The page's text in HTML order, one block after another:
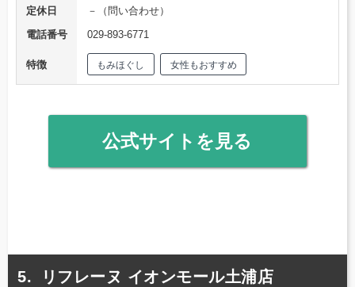
定休日
－（問い合わせ）
電話番号
029-893-6771
特徴 もみほぐし 女性もおすすめ
公式サイトを見る
リフレーヌ イオンモール土浦店